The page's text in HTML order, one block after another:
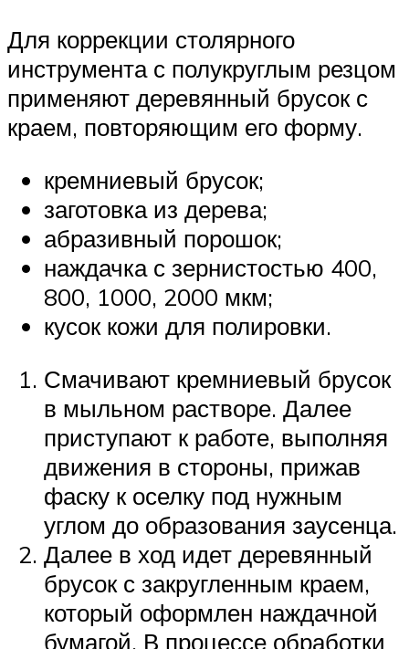
Для коррекции столярного
инструмента с полукруглым резцом
применяют деревянный брусок с
краем, повторяющим его форму.
кремниевый брусок;
заготовка из дерева;
абразивный порошок;
наждачка с зернистостью 400,
800, 1000, 2000 мкм;
кусок кожи для полировки.
Смачивают кремниевый брусок
в мыльном растворе. Далее
приступают к работе, выполняя
движения в стороны, прижав
фаску к оселку под нужным
углом до образования заусенца.
Далее в ход идет деревянный
брусок с закругленным краем,
который оформлен наждачной
бумагой. В процессе обработки